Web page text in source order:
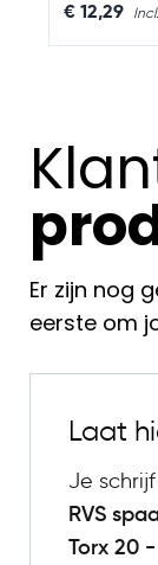
€ 12,29
Er zijn nog
eerste om
Laat
Je
RVS
Torx 20